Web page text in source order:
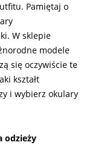
Pamiętaj o
W sklepie
modele
się oczywiście te
kształt
i wybierz okulary
odzieży